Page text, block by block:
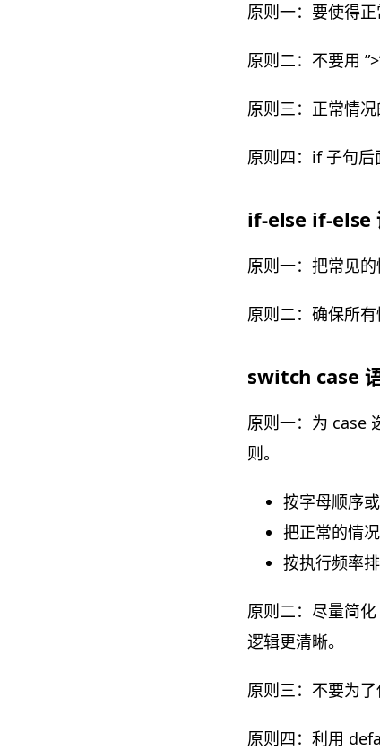
原则一：要使得
原则二：不要用
原则三：正常情
原则四：if 子句后
if-else if-else
原则一：把常见
原则二：确保所
switch case
原则一：为 case
则。
按字母顺序
把正常的情
按执行频率
原则二：尽量简
逻辑更清晰。
原则三：不要为
原则四：利用